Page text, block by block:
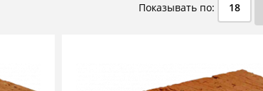
Показывать по: 18